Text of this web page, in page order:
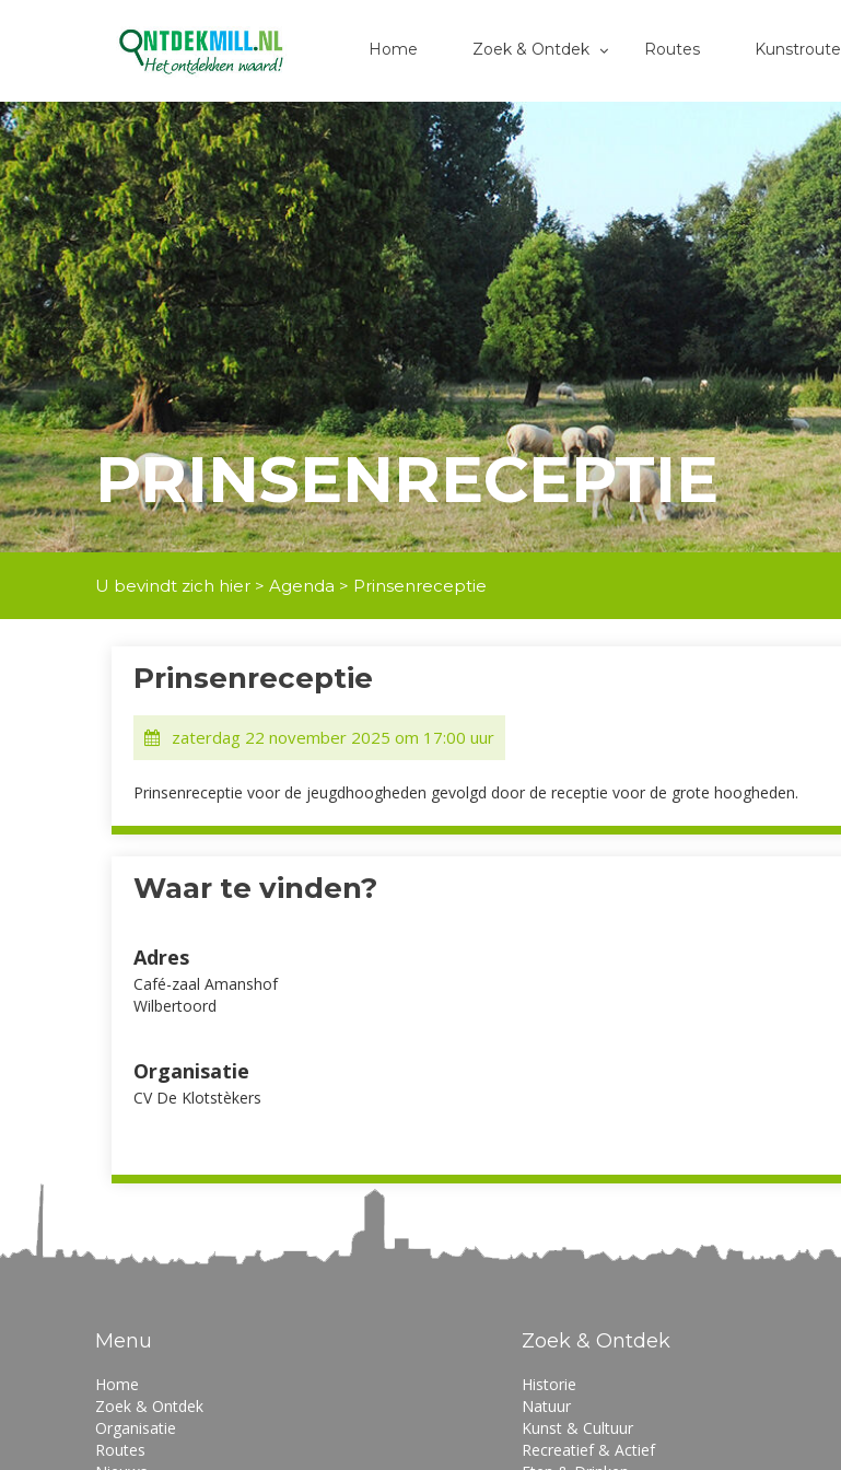
Home Zoek & Ontdek Routes Kunstroute
PRINSENRECEPTIE
U bevindt zich hier > Agenda > Prinsenreceptie
Prinsenreceptie
zaterdag 22 november 2025 om 17:00 uur
Prinsenreceptie voor de jeugdhoogheden gevolgd door de receptie voor de grote hoogheden.
Waar te vinden?
Adres
Café-zaal Amanshof
Wilbertoord
Organisatie
CV De Klotstèkers
Menu
Home
Zoek & Ontdek
Organisatie
Routes
Zoek & Ontdek
Historie
Natuur
Kunst & Cultuur
Recreatief & Actief